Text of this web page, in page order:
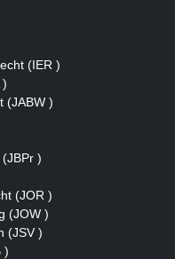
(IER )
)
(JABW )
)
(JOR )
(JOW )
(JSV )
)